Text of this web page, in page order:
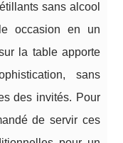
sans alcool
occasion en un
la table apporte
sans
des invités. Pour
de servir ces